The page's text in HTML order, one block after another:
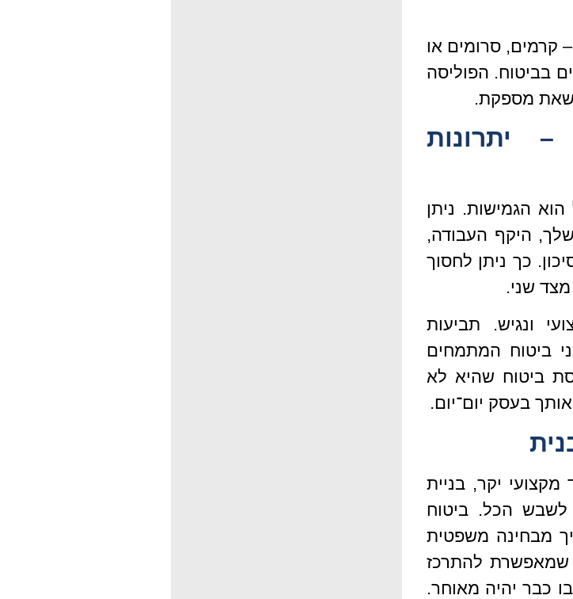
קרמים, סרומים או
בביטוח. הפוליסה
שאת מספקת.
יתרונות
הגמישות. ניתן
היקף העבודה,
כך ניתן לחסוך
שני.
ונגיש. תביעות
ביטוח המתמחים
ביטוח שהיא לא
בעסק יום־יום.
יקר, בניית
לשבש הכל. ביטוח
מבחינה משפטית
שמאפשרת להתרכז
כבר יהיה מאוחר.